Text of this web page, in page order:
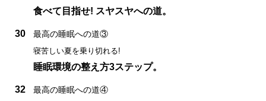
食べて目指せ! スヤスヤへの道。
30 最高の睡眠への道③
寝苦しい夏を乗り切れる!
睡眠環境の整え方3ステップ。
32 最高の睡眠への道④